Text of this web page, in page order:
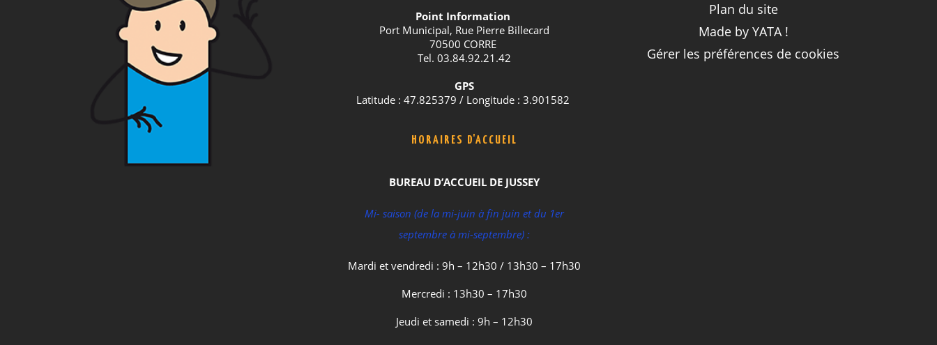
Point Information
Port Municipal, Rue Pierre Billecard
70500 CORRE
Tel. 03.84.92.21.42
GPS
Latitude : 47.825379 / Longitude : 3.901582
HORAIRES D'ACCUEIL
BUREAU D’ACCUEIL DE JUSSEY
Mi- saison (de la mi-juin à fin juin et du 1er
septembre à mi-septembre) :
Mardi et vendredi : 9h – 12h30 / 13h30 – 17h30
Mercredi : 13h30 – 17h30
Jeudi et samedi : 9h – 12h30
Plan du site
Made by YATA !
Gérer les préférences de cookies